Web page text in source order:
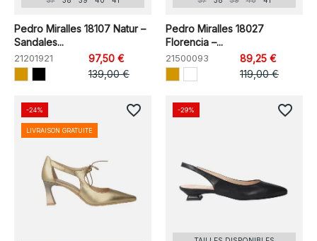
Pedro Miralles 18107 Natur –
Sandales...
21201921
97,50 €
139,00 €
Pedro Miralles 18027
Florencia –...
21500093
89,25 €
119,00 €
-24%
LIVRAISON GRATUITE
favorite_border -29% favorite_border